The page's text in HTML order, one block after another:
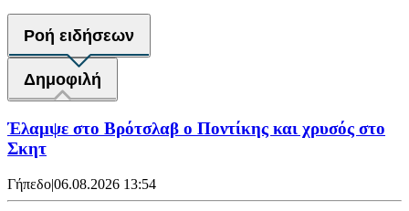
Ροή ειδήσεων
Δημοφιλή
Έλαμψε στο Βρότσλαβ ο Ποντίκης και χρυσός στο
Σκητ
Γήπεδο|06.08.2026 13:54